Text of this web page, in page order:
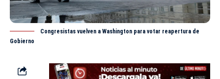
Congresistas vuelven a Washington para votar reapertura de
Gobierno